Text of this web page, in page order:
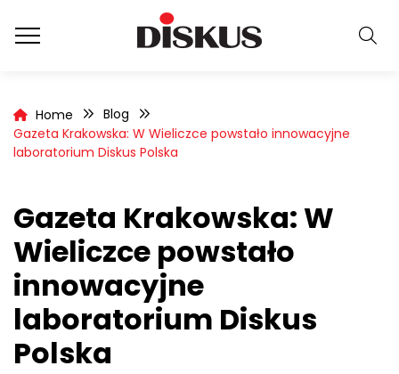
Home
Blog
Gazeta Krakowska: W Wieliczce powstało innowacyjne
laboratorium Diskus Polska
Gazeta Krakowska: W
Wieliczce powstało
innowacyjne
laboratorium Diskus
Polska